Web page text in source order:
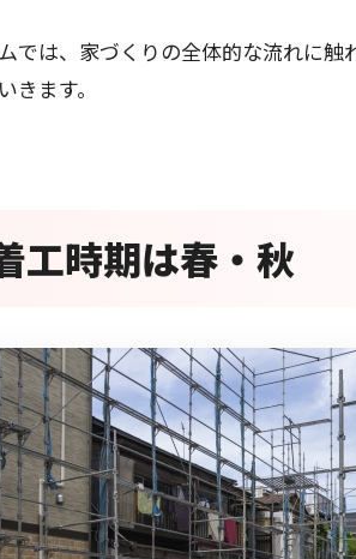
では、家づくりの全体的な流れに
きます。
工時期は春・秋